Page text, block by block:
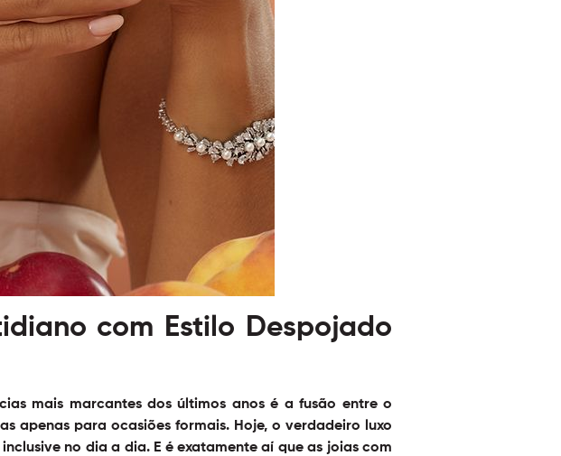
com Estilo Despojado
mais marcantes dos últimos anos é a fusão entre o
apenas para ocasiões formais. Hoje, o verdadeiro luxo
no dia a dia. E é exatamente aí que as joias com